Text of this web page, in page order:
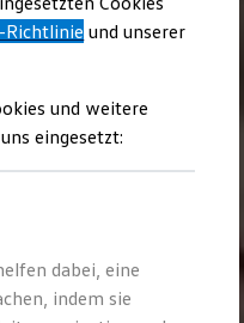
Gebrauchtwagen
Richtlinie und unserer
und weitere
eingesetzt:
dabei, eine
indem sie